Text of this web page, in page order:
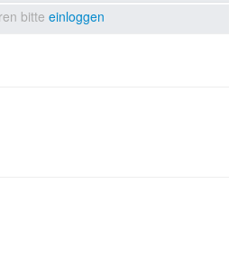
bitte einloggen